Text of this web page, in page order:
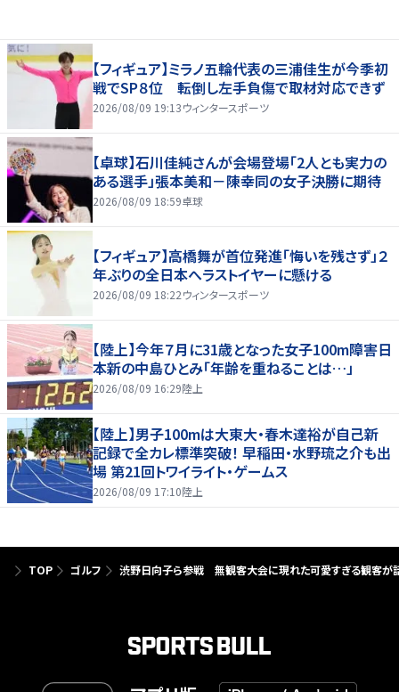
【フィギュア】ミラノ五輪代表の三浦佳生が今季初
戦でSP８位 転倒し左手負傷で取材対応できず
2026/08/09 19:13ウィンタースポーツ
【卓球】石川佳純さんが会場登場「2人とも実力の
ある選手」張本美和－陳幸同の女子決勝に期待
2026/08/09 18:59卓球
【フィギュア】高橋舞が首位発進「悔いを残さず」２
年ぶりの全日本へラストイヤーに懸ける
2026/08/09 18:22ウィンタースポーツ
【陸上】今年７月に31歳となった女子100m障害日
本新の中島ひとみ「年齢を重ねることは…」
2026/08/09 16:29陸上
【陸上】男子100mは大東大・春木達裕が自己新
記録で全カレ標準突破！ 早稲田・水野琉之介も出
場 第21回トワイライト・ゲームス
2026/08/09 17:10陸上
TOP ゴルフ 渋野日向子ら参戦 無観客大会に現れた可愛すぎる観客が話